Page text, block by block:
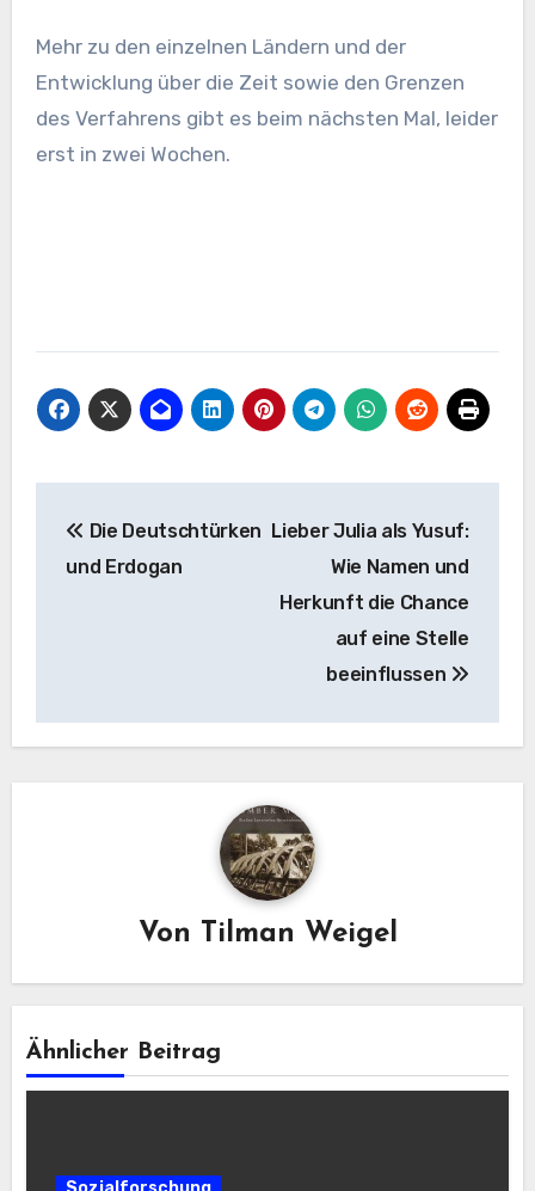
Mehr zu den einzelnen Ländern und der
Entwicklung über die Zeit sowie den Grenzen
des Verfahrens gibt es beim nächsten Mal, leider
erst in zwei Wochen.
Die Deutschtürken
und Erdogan
Lieber Julia als Yusuf:
Wie Namen und
Herkunft die Chance
auf eine Stelle
beeinflussen
Von Tilman Weigel
Ähnlicher Beitrag